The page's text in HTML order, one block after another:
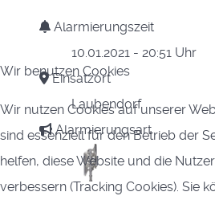
Alarmierungszeit
10.01.2021 - 20:51 Uhr
Einsatzort
Laubendorf
Alarmierungsart
Wir benutzen Cookies
Wir nutzen Cookies auf unserer
sind essenziell für den Betrieb der
helfen, diese Website und die
verbessern (Tracking Cookies). Sie